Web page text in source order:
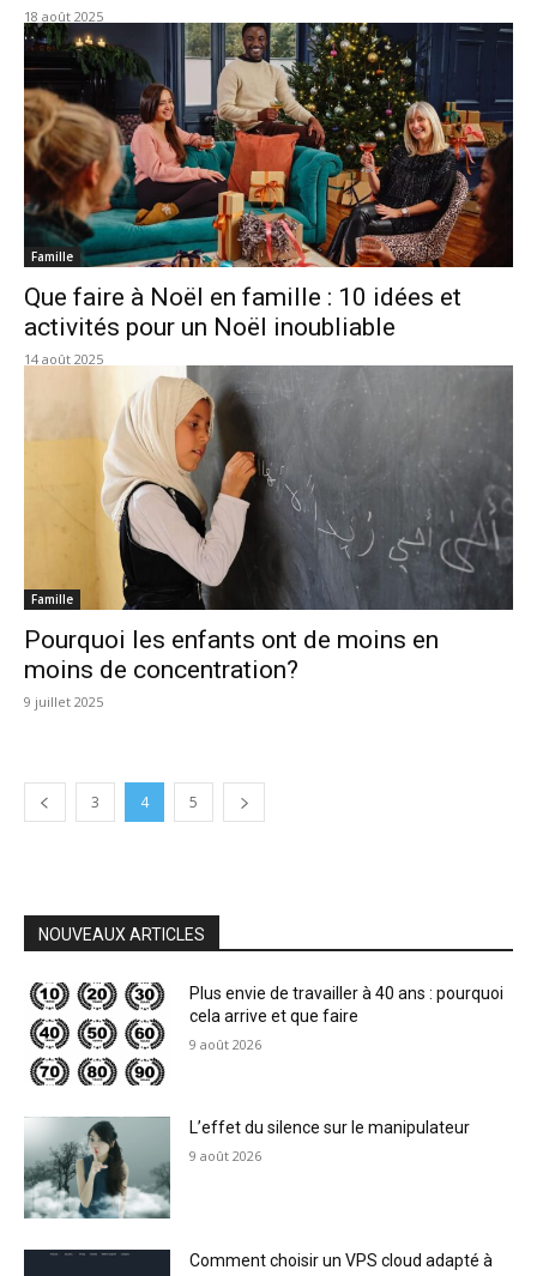
18 août 2025
Famille
Que faire à Noël en famille : 10 idées et
activités pour un Noël inoubliable
14 août 2025
Famille
Pourquoi les enfants ont de moins en
moins de concentration?
9 juillet 2025
3 4 5
NOUVEAUX ARTICLES
Plus envie de travailler à 40 ans : pourquoi
cela arrive et que faire
9 août 2026
L’effet du silence sur le manipulateur
9 août 2026
Comment choisir un VPS cloud adapté à